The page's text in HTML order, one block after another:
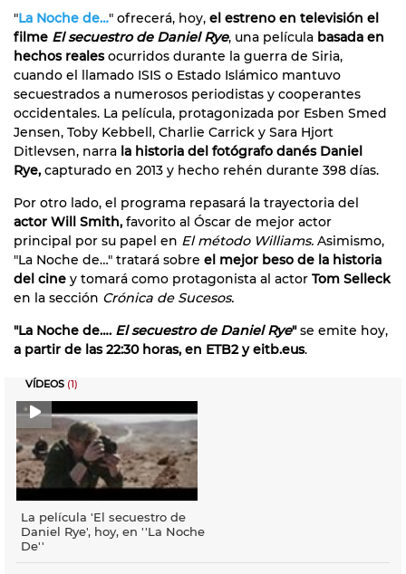
"La Noche de…" ofrecerá, hoy, el estreno en televisión el
filme El secuestro de Daniel Rye, una película basada en
hechos realesocurridos durante la guerra de Siria,
cuando el llamado ISIS o Estado Islámico mantuvo
secuestrados a numerosos periodistas y cooperantes
occidentales. La película, protagonizada por Esben Smed
Jensen, Toby Kebbell, Charlie Carrick y Sara Hjort
Ditlevsen, narra la historia del fotógrafo danés Daniel
Rye, capturado en 2013 y hecho rehén durante 398 días.
Por otro lado, el programa repasará la trayectoria del
actor Will Smith, favorito al Óscar de mejor actor
principal por su papel en El método Williams. Asimismo,
"La Noche de…" tratará sobre el mejor beso de la historia
del cine y tomará como protagonista al actor Tom Selleck
en la sección Crónica de Sucesos.
"La Noche de…. El secuestro de Daniel Rye"se emite hoy,
a partir de las 22:30 horas, en ETB2 y eitb.eus.
VÍDEOS (1)
La película 'El secuestro de
Daniel Rye', hoy, en ''La Noche
De''